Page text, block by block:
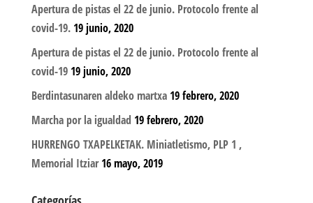
Apertura de pistas el 22 de junio. Protocolo frente al
covid-19. 19 junio, 2020
Apertura de pistas el 22 de junio. Protocolo frente al
covid-19 19 junio, 2020
Berdintasunaren aldeko martxa 19 febrero, 2020
Marcha por la igualdad 19 febrero, 2020
HURRENGO TXAPELKETAK. Miniatletismo, PLP 1 ,
Memorial Itziar 16 mayo, 2019